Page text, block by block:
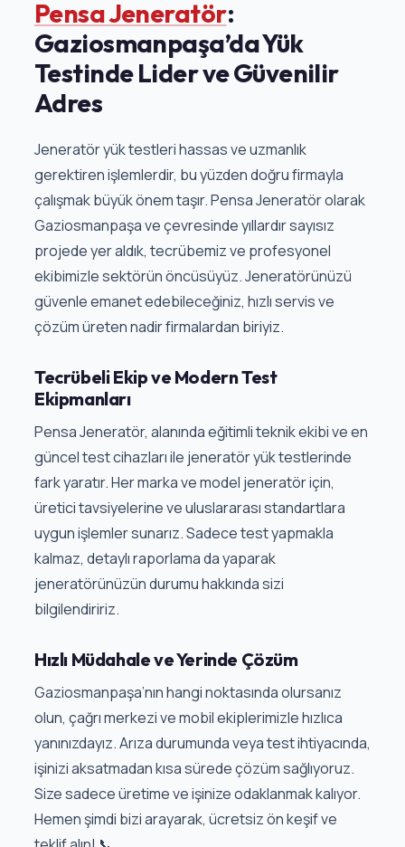
Pensa Jeneratör:
Gaziosmanpaşa’da Yük
Testinde Lider ve Güvenilir
Adres
Jeneratör yük testleri hassas ve uzmanlık
gerektiren işlemlerdir, bu yüzden doğru firmayla
çalışmak büyük önem taşır. Pensa Jeneratör olarak
Gaziosmanpaşa ve çevresinde yıllardır sayısız
projede yer aldık, tecrübemiz ve profesyonel
ekibimizle sektörün öncüsüyüz. Jeneratörünüzü
güvenle emanet edebileceğiniz, hızlı servis ve
çözüm üreten nadir firmalardan biriyiz.
Tecrübeli Ekip ve Modern Test
Ekipmanları
Pensa Jeneratör, alanında eğitimli teknik ekibi ve en
güncel test cihazları ile jeneratör yük testlerinde
fark yaratır. Her marka ve model jeneratör için,
üretici tavsiyelerine ve uluslararası standartlara
uygun işlemler sunarız. Sadece test yapmakla
kalmaz, detaylı raporlama da yaparak
jeneratörünüzün durumu hakkında sizi
bilgilendiririz.
Hızlı Müdahale ve Yerinde Çözüm
Gaziosmanpaşa’nın hangi noktasında olursanız
olun, çağrı merkezi ve mobil ekiplerimizle hızlıca
yanınızdayız. Arıza durumunda veya test ihtiyacında,
işinizi aksatmadan kısa sürede çözüm sağlıyoruz.
Size sadece üretime ve işinize odaklanmak kalıyor.
Hemen şimdi bizi arayarak, ücretsiz ön keşif ve